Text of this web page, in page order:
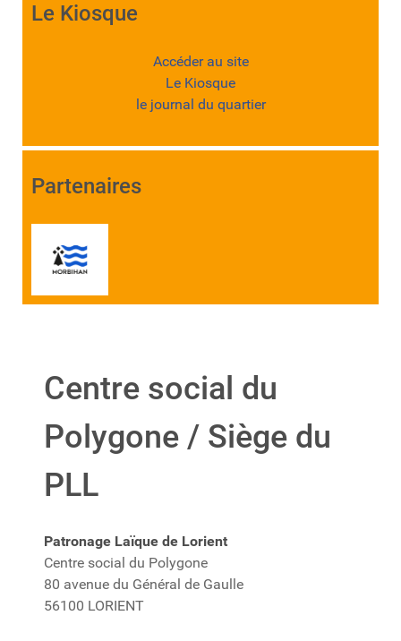
Le Kiosque
Accéder au site
Le Kiosque
le journal du quartier
Partenaires
Centre social du
Polygone / Siège du
PLL
Patronage Laïque de Lorient
Centre social du Polygone
80 avenue du Général de Gaulle
56100 LORIENT